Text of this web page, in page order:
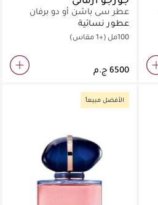
عطر سي باشن أو دو برفان
إنتنس
عطور نسائية
100مل (+1 مقاس)
الأفضل مبيعاً